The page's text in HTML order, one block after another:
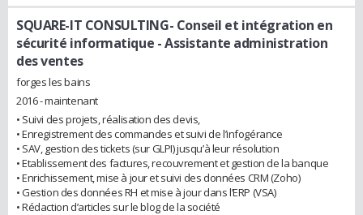
SQUARE-IT CONSULTING- Conseil et intégration en
sécurité informatique - Assistante administration
des ventes
forges les bains
2016 - maintenant
• Suivi des projets, réalisation des devis,
• Enregistrement des commandes et suivi de l’infogérance
• SAV, gestion des tickets (sur GLPI) jusqu’à leur résolution
• Etablissement des factures, recouvrement et gestion de la banque
• Enrichissement, mise à jour et suivi des données CRM (Zoho)
• Gestion des données RH et mise à jour dans l’ERP (VSA)
• Rédaction d’articles sur le blog de la société